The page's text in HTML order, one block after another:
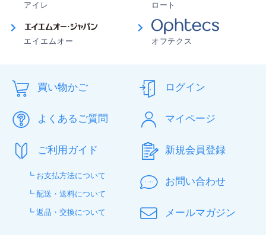
アイレ ロート
エイエムオー オフテクス
買い物かご
よくあるご質問
ご利用ガイド
┗ お支払方法について
┗ 配送・送料について
┗ 返品・交換について
ログイン
マイページ
新規会員登録
お問い合わせ
メールマガジン